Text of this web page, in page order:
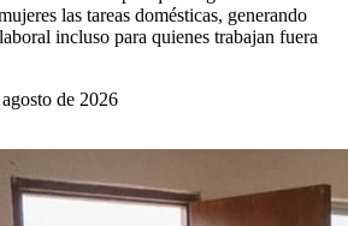
las tareas domésticas, generando
incluso para quienes trabajan fuera
de 2026